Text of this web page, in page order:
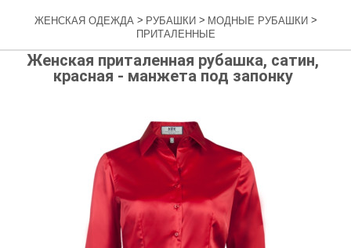
ЖЕНСКАЯ ОДЕЖДА > РУБАШКИ > МОДНЫЕ РУБАШКИ >
ПРИТАЛЕННЫЕ
Женская приталенная рубашка, сатин,
красная - манжета под запонку